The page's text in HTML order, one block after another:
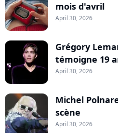
mois d'avril
April 30, 2026
Grégory
témoigne 19
April 30, 2026
Michel
scène
April 30, 2026